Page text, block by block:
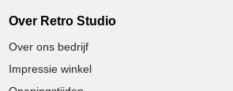
Over Retro Studio
Over ons bedrijf
Impressie winkel